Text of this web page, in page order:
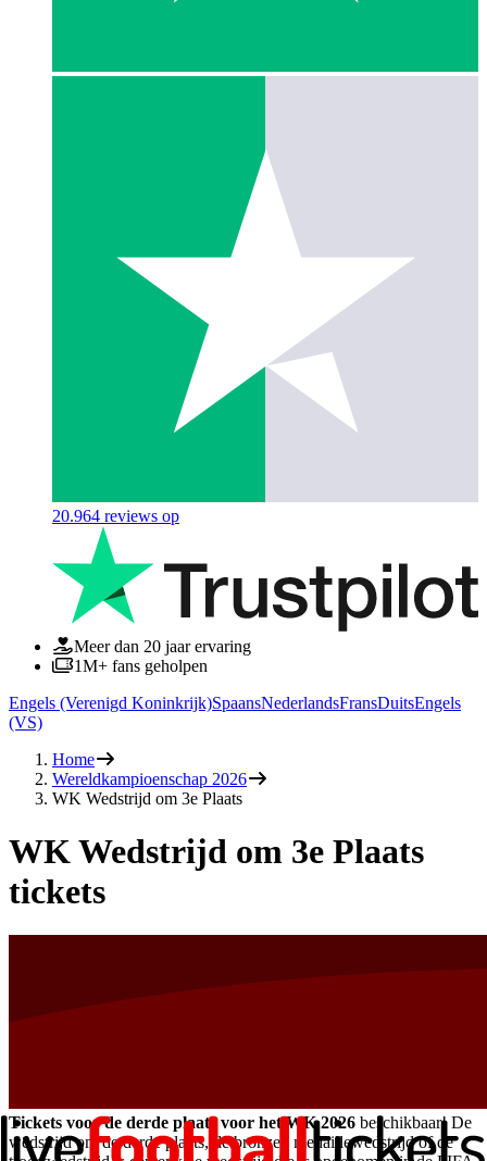
20.964 reviews op
Meer dan 20 jaar ervaring
1M+ fans geholpen
Engels (Verenigd Koninkrijk)SpaansNederlandsFransDuitsEngels
(VS)
Home
Wereldkampioenschap 2026
WK Wedstrijd om 3e Plaats
WK Wedstrijd om 3e Plaats
tickets
Tickets voor de derde plaats voor het WK 2026 beschikbaar! De
wedstrijd om de derde plaats, de bronzen medaillewedstrijd of de